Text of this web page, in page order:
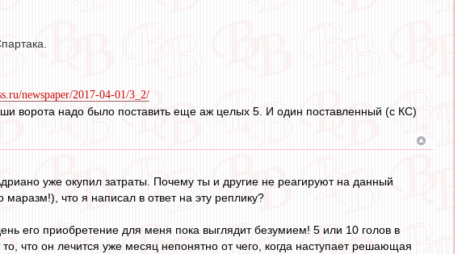
newspaper/2017-04-01/3_2/
ворота надо было поставить еще аж целых 5. И один поставленный (с КС)
уже окупил затраты. Почему ты и другие не реагируют на данный
что я написал в ответ на эту реплику?
его приобретение для меня пока выглядит безумием! 5 или 10 голов в
что он лечится уже месяц непонятно от чего, когда наступает решающая